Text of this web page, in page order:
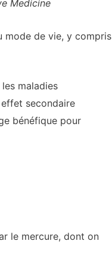
Medicine
mode de vie, y compris
maladies
secondaire
bénéfique pour
le mercure, dont on